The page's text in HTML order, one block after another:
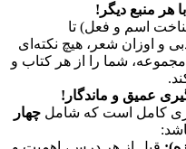
هر منبع دیگر!
اسم و فعل) تا
و اوزان شعر، هیچ نکته‌ای
مجموعه، شما را از هر کتاب و
عمیق و ماندگار!
کامل است که شامل چهار